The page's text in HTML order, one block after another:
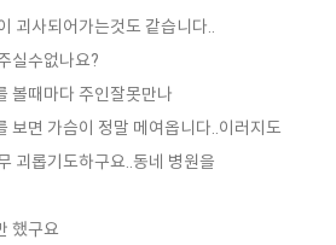
괴사되어가는것도 같습니다..
실수없나요?
볼때마다 주인잘못만나
보면 가슴이 정말 메여옵니다..이러지도
괴롭기도하구요..동네 병원을
했구요